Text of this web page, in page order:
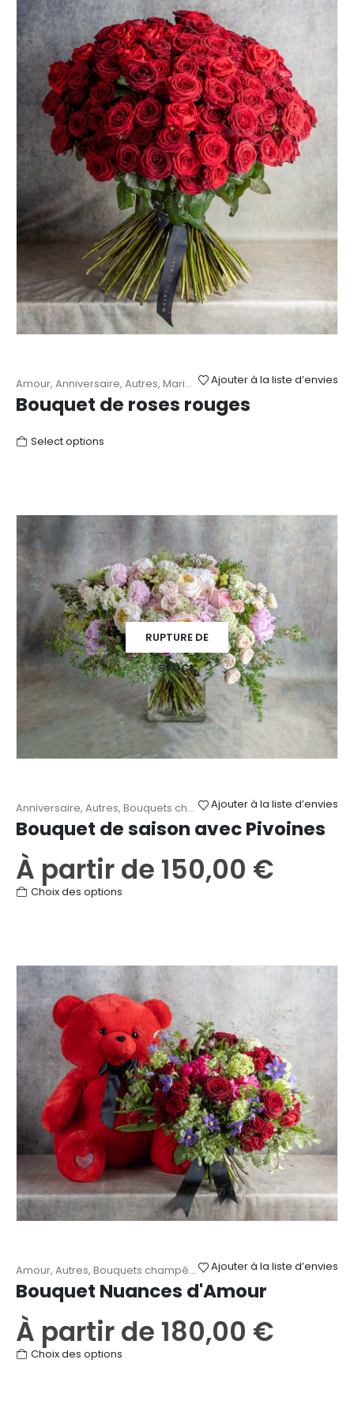
Ajouter à la liste d’envies
Amour, Anniversaire, Autres, Mariage ,Roses,Saint-Valentin
Bouquet de roses rouges
Select options
RUPTURE DE
STOCK
Ajouter à la liste d’envies
Anniversaire, Autres, Bouquets champêtres ,Fête des Mères,
Bouquet de saison avec Pivoines
À partir de 150,00 €
Choix des options
variations.
options
peuvent
être
choisies
sur
la
page
du
produit
Ajouter à la liste d’envies
Amour, Autres, Bouquets champêtres ,Roses, Saint-Valentin
Bouquet Nuances d'Amour
À partir de 180,00 €
Choix des options